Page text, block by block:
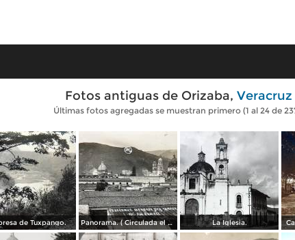
Fotos antiguas de Orizaba, Veracruz
Últimas fotos agregadas se muestran primero (1 al 24 de
de Tuxpango. Panorama. ( Circulada el 3 de Noviembre de 1929 ). La Iglesia.